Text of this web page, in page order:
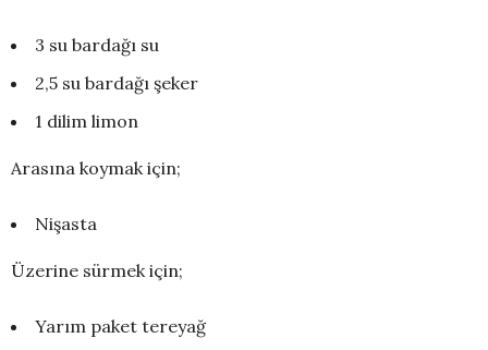
3 su bardağı su
2,5 su bardağı şeker
1 dilim limon
Arasına koymak için;
Nişasta
Üzerine sürmek için;
Yarım paket tereyağ